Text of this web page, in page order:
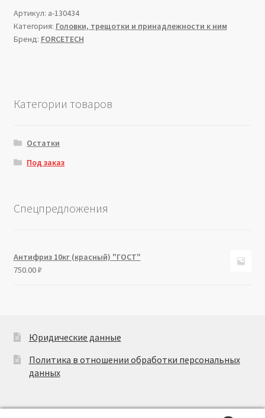
Артикул: a-130434
Категория: Головки, трещотки и принадлежности к ним
Бренд: FORCETECH
Категории товаров
Остатки
Под заказ
Спецпредложения
Антифриз 10кг (красный) "ГОСТ"
750.00₽
Юридические данные
Политика в отношении обработки персональных
данных